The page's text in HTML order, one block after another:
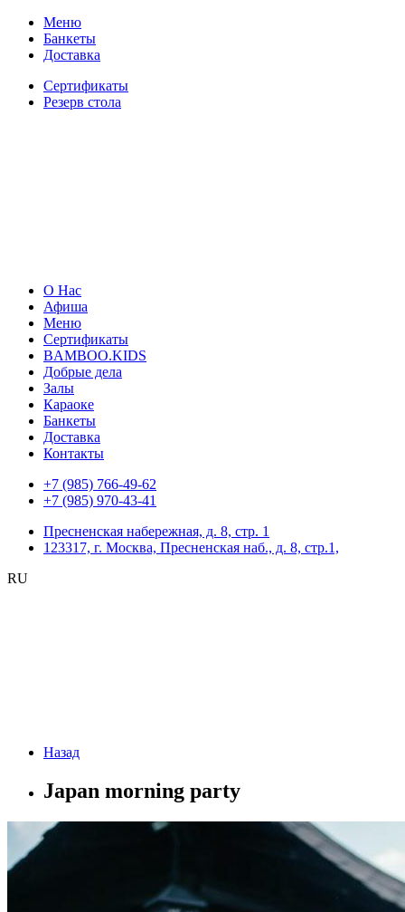
Меню
Банкеты
Доставка
Сертификаты
Резерв стола
О Нас
Афиша
Меню
Сертификаты
BAMBOO.KIDS
Добрые дела
Залы
Караоке
Банкеты
Доставка
Контакты
+7 (985) 766-49-62
+7 (985) 970-43-41
Пресненская набережная, д. 8, стр. 1
123317, г. Москва, Пресненская наб., д. 8, стр.1,
RU
Назад
Japan morning party